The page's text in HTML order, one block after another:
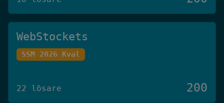
WebStockets
SSM 2026 Kval
22 lösare 200